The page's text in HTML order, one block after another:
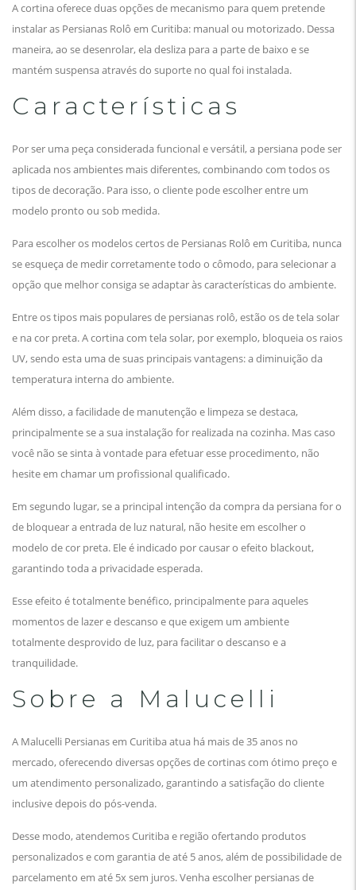
A cortina oferece duas opções de mecanismo para quem pretende
instalar as Persianas Rolô em Curitiba: manual ou motorizado. Dessa
maneira, ao se desenrolar, ela desliza para a parte de baixo e se
mantém suspensa através do suporte no qual foi instalada.
Características
Por ser uma peça considerada funcional e versátil, a persiana pode ser
aplicada nos ambientes mais diferentes, combinando com todos os
tipos de decoração. Para isso, o cliente pode escolher entre um
modelo pronto ou sob medida.
Para escolher os modelos certos de Persianas Rolô em Curitiba, nunca
se esqueça de medir corretamente todo o cômodo, para selecionar a
opção que melhor consiga se adaptar às características do ambiente.
Entre os tipos mais populares de persianas rolô, estão os de tela solar
e na cor preta. A cortina com tela solar, por exemplo, bloqueia os raios
UV, sendo esta uma de suas principais vantagens: a diminuição da
temperatura interna do ambiente.
Além disso, a facilidade de manutenção e limpeza se destaca,
principalmente se a sua instalação for realizada na cozinha. Mas caso
você não se sinta à vontade para efetuar esse procedimento, não
hesite em chamar um profissional qualificado.
Em segundo lugar, se a principal intenção da compra da persiana for o
de bloquear a entrada de luz natural, não hesite em escolher o
modelo de cor preta. Ele é indicado por causar o efeito blackout,
garantindo toda a privacidade esperada.
Esse efeito é totalmente benéfico, principalmente para aqueles
momentos de lazer e descanso e que exigem um ambiente
totalmente desprovido de luz, para facilitar o descanso e a
tranquilidade.
Sobre a Malucelli
A Malucelli Persianas em Curitiba atua há mais de 35 anos no
mercado, oferecendo diversas opções de cortinas com ótimo preço e
um atendimento personalizado, garantindo a satisfação do cliente
inclusive depois do pós-venda.
Desse modo, atendemos Curitiba e região ofertando produtos
personalizados e com garantia de até 5 anos, além de possibilidade de
parcelamento em até 5x sem juros. Venha escolher persianas de